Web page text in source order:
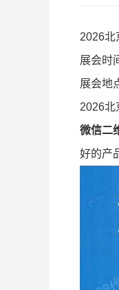
2026北
展会时
展会地
2026北
微信二
好的产